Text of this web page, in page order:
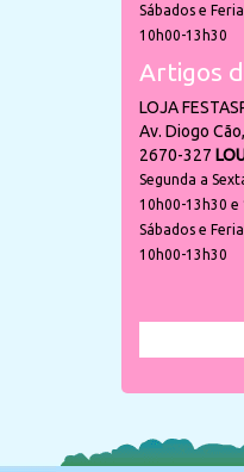
Sábados e
10h00-13h30
Artigos
LOJA
Av. Diogo
2670-327
Segunda a
10h00-13h30 e
Sábados e
10h00-13h30